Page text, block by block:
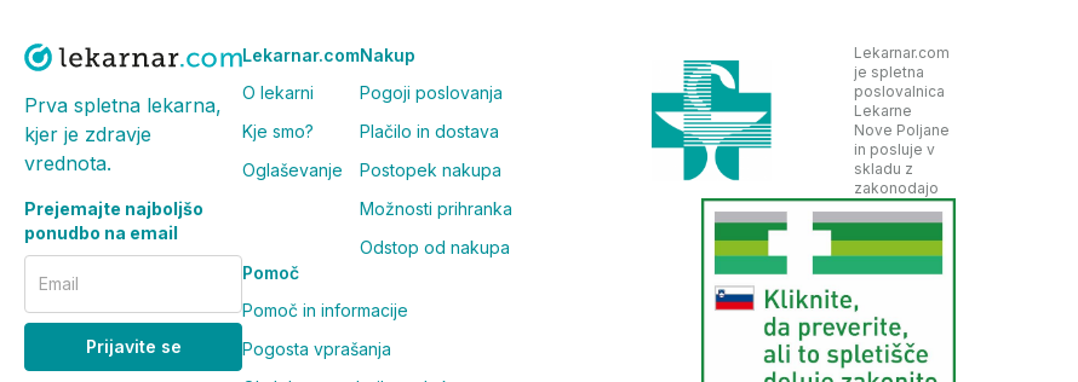
Prva spletna lekarna,
kjer je zdravje
vrednota.
Prejemajte najboljšo
ponudbo na email
Email
Prijavite se
Lekarnar.com
O lekarni
Kje smo?
Oglaševanje
Nakup
Pogoji poslovanja
Plačilo in dostava
Postopek nakupa
Možnosti prihranka
Odstop od nakupa
Pomoč
Pomoč in informacije
Pogosta vprašanja
Lekarnar.com
je spletna
poslovalnica
Lekarne
Nove Poljane
in posluje v
skladu z
zakonodajo